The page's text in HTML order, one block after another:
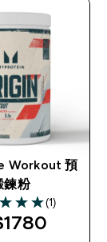
Workout 預
鍊粉
5 stars
(1)